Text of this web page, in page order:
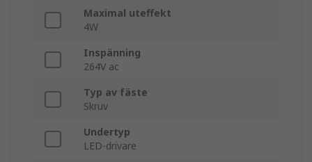
Maximal uteffekt
4W
Inspänning
264V ac
Typ av fäste
Skruv
Undertyp
LED-drivare